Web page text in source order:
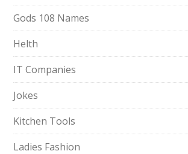
Gods 108 Names
Helth
IT Companies
Jokes
Kitchen Tools
Ladies Fashion